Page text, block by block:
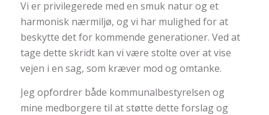
Vi er privilegerede med en smuk natur og et
harmonisk nærmiljø, og vi har mulighed for at
beskytte det for kommende generationer. Ved at
tage dette skridt kan vi være stolte over at vise
vejen i en sag, som kræver mod og omtanke.
Jeg opfordrer både kommunalbestyrelsen og
mine medborgere til at støtte dette forslag og